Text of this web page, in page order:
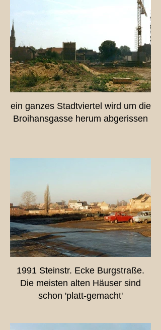
ein ganzes Stadtviertel wird um die
Broihansgasse herum abgerissen
1991 Steinstr. Ecke Burgstraße.
Die meisten alten Häuser sind
schon 'platt-gemacht'